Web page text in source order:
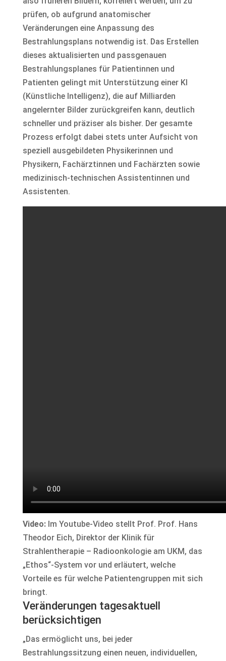
prüfen, ob aufgrund anatomischer
Veränderungen eine Anpassung des
Bestrahlungsplans notwendig ist. Das Erstellen
dieses aktualisierten und passgenauen
Bestrahlungsplanes für Patientinnen und
Patienten gelingt mit Unterstützung einer KI
(Künstliche Intelligenz), die auf Milliarden
angelernter Bilder zurückgreifen kann, deutlich
schneller und präziser als bisher. Der gesamte
Prozess erfolgt dabei stets unter Aufsicht von
speziell ausgebildeten Physikerinnen und
Physikern, Fachärztinnen und Fachärzten sowie
medizinisch-technischen Assistentinnen und
Assistenten.
Video:Im Youtube-Video stellt Prof. Prof. Hans
Theodor Eich, Direktor der Klinik für
Strahlentherapie – Radioonkologie am UKM, das
„Ethos“-System vor und erläutert, welche
Vorteile es für welche Patientengruppen mit sich
bringt.
Veränderungen tagesaktuell
berücksichtigen
„Das ermöglicht uns, bei jeder
Bestrahlungssitzung einen neuen, individuellen,